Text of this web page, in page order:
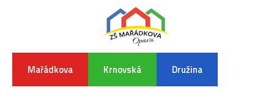
Mařádkova Krnovská Družina